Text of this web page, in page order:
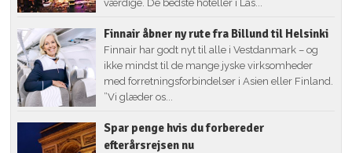
værdige. De bedste hoteller i Las...
Finnair åbner ny rute fra Billund til Helsinki
Finnair har godt nyt til alle i Vestdanmark – og
ikke mindst til de mange jyske virksomheder
med forretningsforbindelser i Asien eller Finland.
”Vi glæder os...
Spar penge hvis du forbereder
efterårsrejsen nu